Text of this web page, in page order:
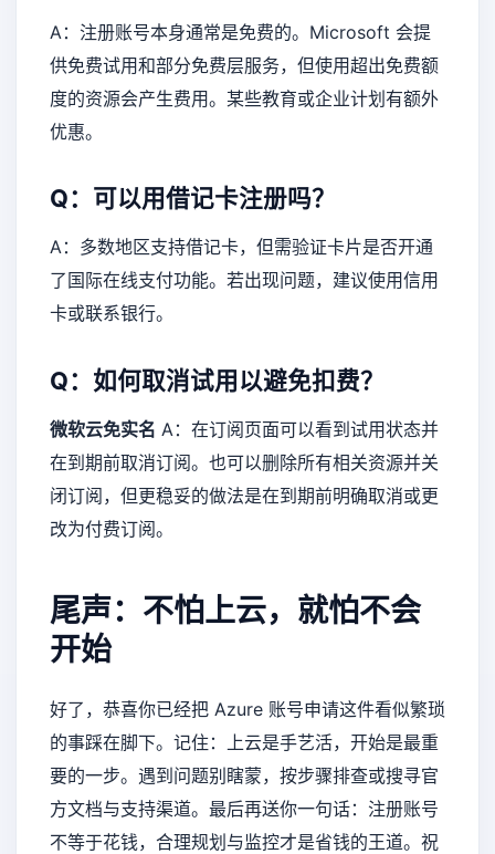
A：注册账号本身通常是免费的。Microsoft 会提
供免费试用和部分免费层服务，但使用超出免费额
度的资源会产生费用。某些教育或企业计划有额外
优惠。
Q：可以用借记卡注册吗？
A：多数地区支持借记卡，但需验证卡片是否开通
了国际在线支付功能。若出现问题，建议使用信用
卡或联系银行。
Q：如何取消试用以避免扣费？
微软云免实名 A：在订阅页面可以看到试用状态并
在到期前取消订阅。也可以删除所有相关资源并关
闭订阅，但更稳妥的做法是在到期前明确取消或更
改为付费订阅。
尾声：不怕上云，就怕不会
开始
好了，恭喜你已经把 Azure 账号申请这件看似繁琐
的事踩在脚下。记住：上云是手艺活，开始是最重
要的一步。遇到问题别瞎蒙，按步骤排查或搜寻官
方文档与支持渠道。最后再送你一句话：注册账号
不等于花钱，合理规划与监控才是省钱的王道。祝